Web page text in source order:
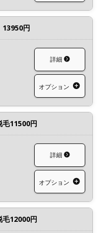
13950円
詳細
オプション
毛11500円
詳細
オプション
毛12000円